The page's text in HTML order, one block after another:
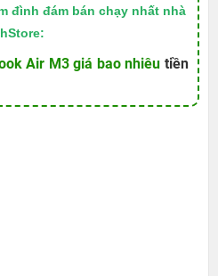
đình đám bán chạy nhất nhà
Air M3 giá bao nhiêu tiền